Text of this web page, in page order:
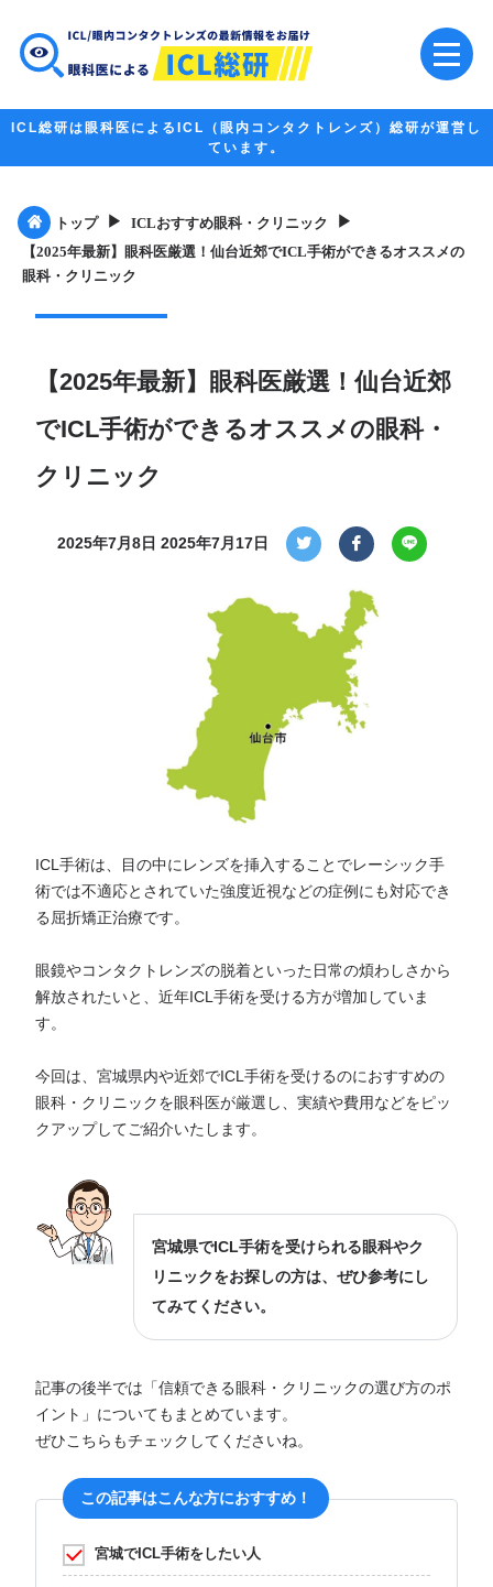
ICL総研は眼科医によるICL（眼内コンタクトレンズ）総研が運営し
ています。
トップ ▶︎ ICLおすすめ眼科・クリニック ▶︎
【2025年最新】眼科医厳選！仙台近郊でICL手術ができるオススメの
眼科・クリニック
【2025年最新】眼科医厳選！仙台近郊
でICL手術ができるオススメの眼科・
クリニック
2025年7月8日 2025年7月17日
ICL手術は、目の中にレンズを挿入することでレーシック手
術では不適応とされていた強度近視などの症例にも対応でき
る屈折矯正治療です。
眼鏡やコンタクトレンズの脱着といった日常の煩わしさから
解放されたいと、近年ICL手術を受ける方が増加していま
す。
今回は、宮城県内や近郊でICL手術を受けるのにおすすめの
眼科・クリニックを眼科医が厳選し、実績や費用などをピッ
クアップしてご紹介いたします。
宮城県でICL手術を受けられる眼科やク
リニックをお探しの方は、ぜひ参考にし
てみてください。
記事の後半では「信頼できる眼科・クリニックの選び方のポ
イント」についてもまとめています。
ぜひこちらもチェックしてくださいね。
この記事はこんな方におすすめ！
宮城でICL手術をしたい人